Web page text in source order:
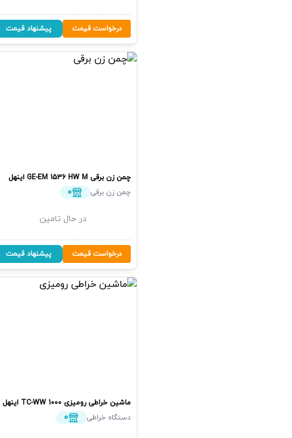
درخواست قیمت پیشنهاد قیمت
چمن زن برقی GE-EM 1536 HW M اینهل
چمن زن برقی
0
در حال تامین
درخواست قیمت پیشنهاد قیمت
ماشین خراطی رومیزی TC-WW 1000 اینهل
دستگاه خراطی
0